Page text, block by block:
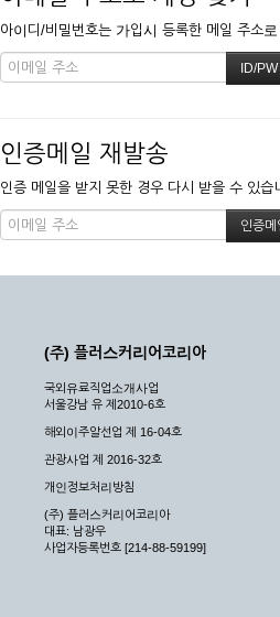
아이디/비밀번호는 가입시 등록한 메일 주소
인증메일 재발송
인증 메일을 받지 못한 경우 다시 받을 수 있습
(주) 플러스커리어코리아
국외유료직업소개사업
서울강남 유 제2010-6호
해외이주알선업 제 16-04호
관광사업 제 2016-32호
개인정보처리방침
(주) 플러스커리어코리아
대표: 남광우
사업자등록번호 [214-88-59199]